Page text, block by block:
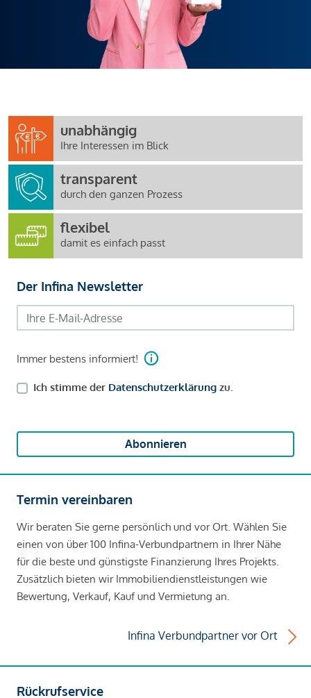
unabhängig
Ihre Interessen im Blick
transparent
durch den ganzen Prozess
flexibel
damit es einfach passt
Der Infina Newsletter
Immer bestens informiert!
Ich stimme der Datenschutzerklärung zu.
Abonnieren
Termin vereinbaren
Wir beraten Sie gerne persönlich und vor Ort. Wählen Sie
einen von über 100 Infina-Verbundpartnern in Ihrer Nähe
für die beste und günstigste Finanzierung Ihres Projekts.
Zusätzlich bieten wir Immobiliendienstleistungen wie
Bewertung, Verkauf, Kauf und Vermietung an.
Infina Verbundpartner vor Ort
Rückrufservice